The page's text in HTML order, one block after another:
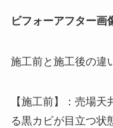
ビフォーアフター画
施工前と施工後の違
【施工前】：売場
る黒カビが目立つ状